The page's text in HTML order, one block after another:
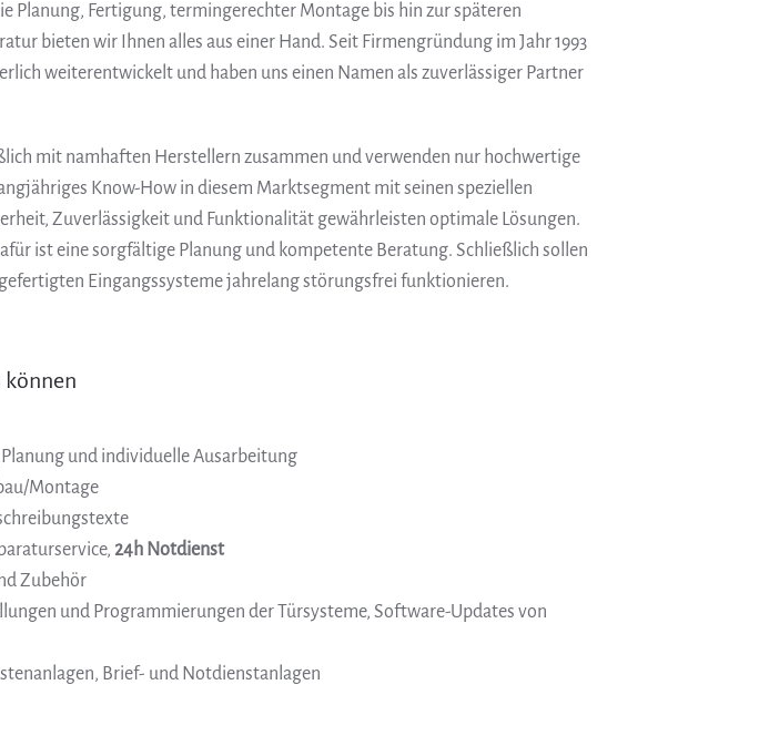
Planung, Fertigung, termingerechter Montage bis hin zur späteren
bieten wir Ihnen alles aus einer Hand. Seit Firmengründung im Jahr 1993
weiterentwickelt und haben uns einen Namen als zuverlässiger Partner
mit namhaften Herstellern zusammen und verwenden nur hochwertige
Know-How in diesem Marktsegment mit seinen speziellen
Zuverlässigkeit und Funktionalität gewährleisten optimale Lösungen.
ist eine sorgfältige Planung und kompetente Beratung. Schließlich sollen
Eingangssysteme jahrelang störungsfrei funktionieren.
können
und individuelle Ausarbeitung
Montage
24h Notdienst
Zubehör
und Programmierungen der Türsysteme, Software-Updates von
Brief- und Notdienstanlagen